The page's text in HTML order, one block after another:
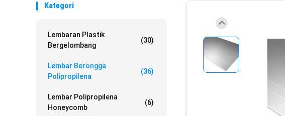
Kategori
Lembaran Plastik
Bergelombang
(30)
Lembar Berongga
Polipropilena
(36)
Lembar Polipropilena
Honeycomb
(6)